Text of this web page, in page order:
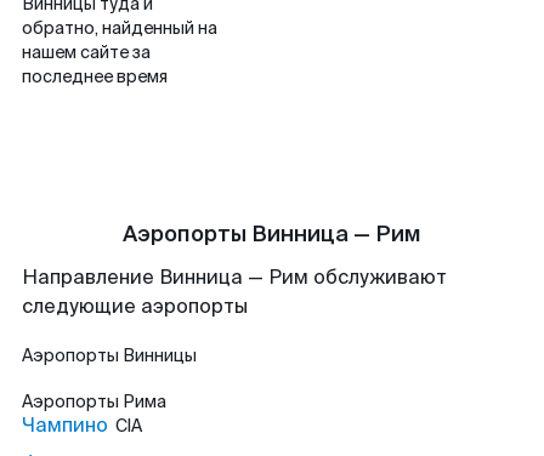
обратно, найденный на
нашем сайте за
последнее время
Аэропорты Винница — Рим
Направление Винница — Рим обслуживают
следующие аэропорты
Аэропорты Винницы
Аэропорты Рима
Чампино CIA